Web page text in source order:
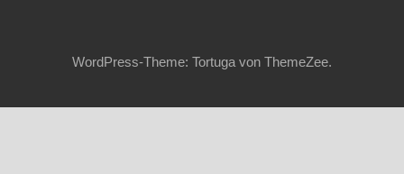
WordPress-Theme: Tortuga von ThemeZee.